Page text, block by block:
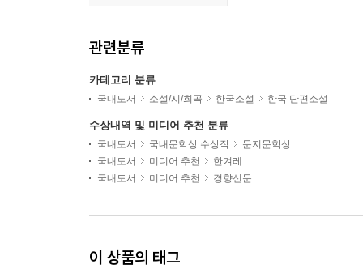
관련분류
카테고리 분류
국내도서 소설/시/희곡 한국소설 한국 단편소설
수상내역 및 미디어 추천 분류
국내도서 국내문학상 수상작
문지문학상
국내도서
미디어 추천
한겨레
국내도서
미디어 추천 경향신문
이 상품의 태그